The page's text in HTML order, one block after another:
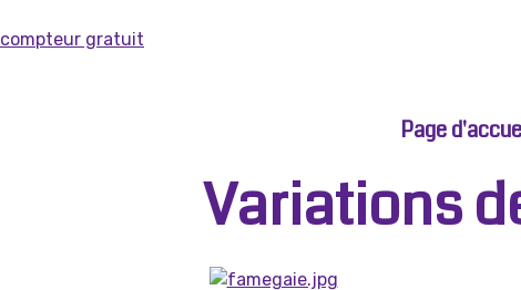
compteur gratuit
Page
Variations